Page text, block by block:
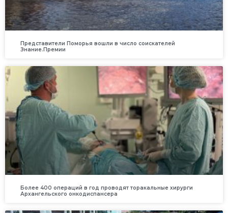
Представители Поморья вошли в число соискателей
Знание.Премии
Более 400 операций в год проводят торакальные хирурги
Архангельского онкодиспансера